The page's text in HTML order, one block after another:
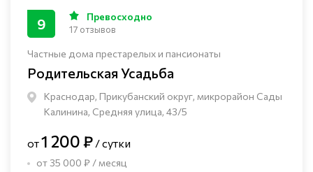
Частные дома престарелых и пансионаты
Родительская Усадьба
Краснодар, Прикубанский округ, микрорайон Сады
Калинина, Средняя улица, 43/5
9 Превосходно
17 отзывов
от1 200 ₽ / сутки
от 35 000 ₽ / месяц